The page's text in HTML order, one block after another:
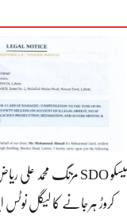
کروڑ ہرجانے کا لیگل نوٹس